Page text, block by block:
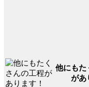
他にもた
があ